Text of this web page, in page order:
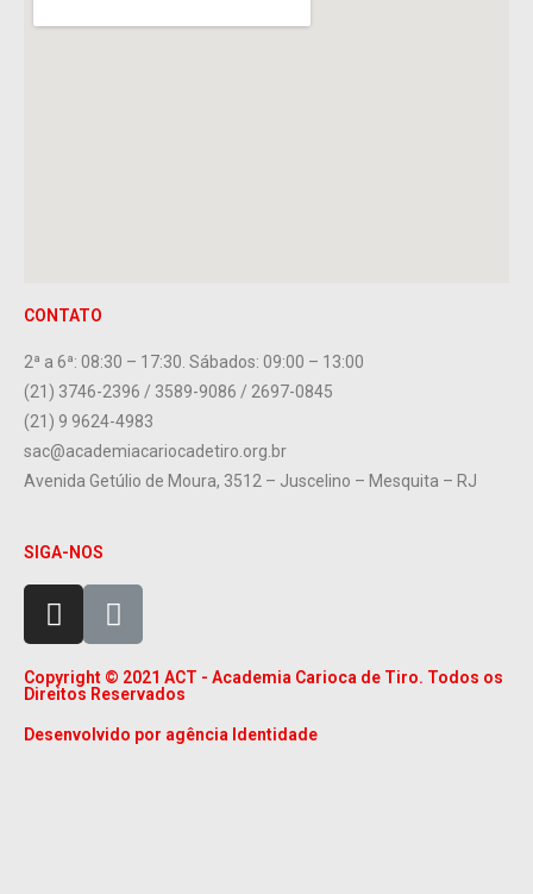
CONTATO
2ª a 6ª: 08:30 – 17:30. Sábados: 09:00 – 13:00
(21) 3746-2396 / 3589-9086 / 2697-0845
(21) 9 9624-4983
sac@academiacariocadetiro.org.br
Avenida Getúlio de Moura, 3512 – Juscelino – Mesquita – RJ
SIGA-NOS
Copyright © 2021 ACT - Academia Carioca de Tiro. Todos os
Direitos Reservados
Desenvolvido por agência Identidade